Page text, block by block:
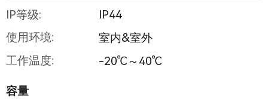
IP等级:
IP44
使用环境:
室内&室外
工作温度:
-20℃～40℃
容量